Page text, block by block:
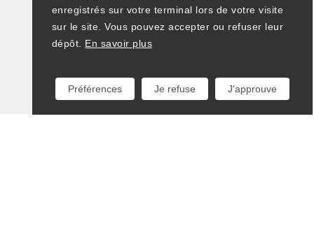
enregistrés sur votre terminal lors de votre visite
sur le site. Vous pouvez accepter ou refuser leur
dépôt. En savoir plus
Préférences Je refuse J'approuve